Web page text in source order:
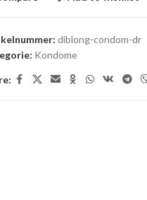
diblong-condom-dr
Kondome